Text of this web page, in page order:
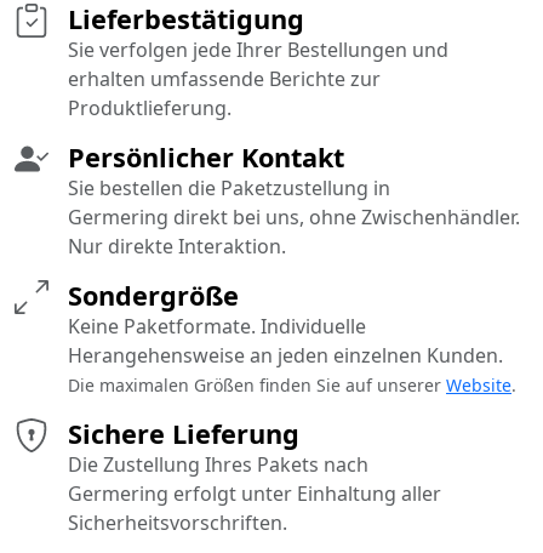
Sichere Lieferung
Die Zustellung Ihres Pakets nach
Germering erfolgt unter Einhaltung aller
Sicherheitsvorschriften.
Persönlicher Kontakt
Sie bestellen die Paketzustellung in
Germering direkt bei uns, ohne Zwischenhändler.
Nur direkte Interaktion.
Sondergröße
Keine Paketformate. Individuelle
Herangehensweise an jeden einzelnen Kunden.
Die maximalen Größen finden Sie auf unserer Website.
Lieferbestätigung
Sie verfolgen jede Ihrer Bestellungen und
erhalten umfassende Berichte zur
Produktlieferung.